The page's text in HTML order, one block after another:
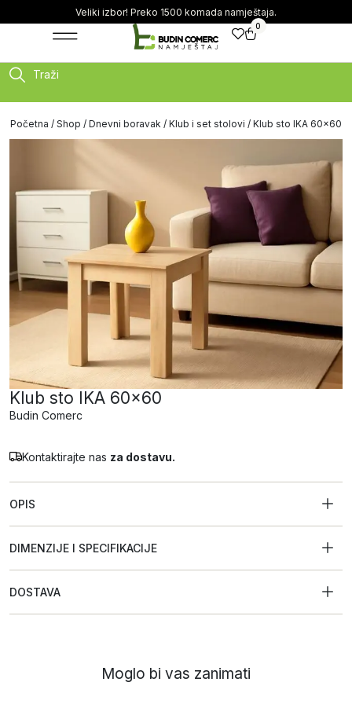
Veliki izbor! Preko 1500 komada namještaja.
0
Traži
Početna / Shop / Dnevni boravak / Klub i set stolovi / Klub sto IKA 60×60
Klub sto IKA 60×60
Budin Comerc
Kontaktirajte nas za dostavu.
OPIS
DIMENZIJE I SPECIFIKACIJE
DOSTAVA
Moglo bi vas zanimati